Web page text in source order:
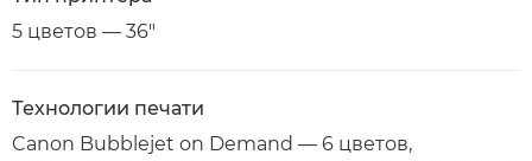
5 цветов — 36"
Технологии печати
Canon Bubblejet on Demand — 6 цветов,